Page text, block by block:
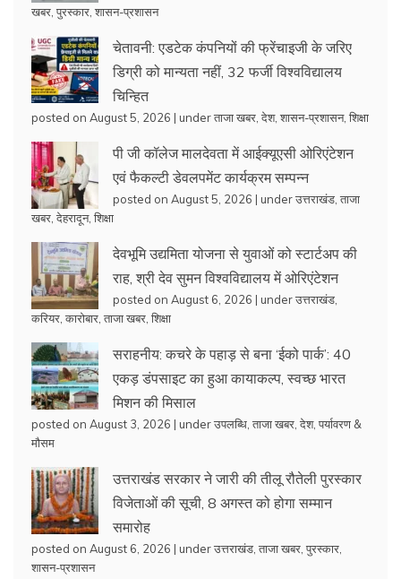
खबर पुरस्कार शासन-प्रशासन
चेतावनी: एडटेक कंपनियों की फ्रेंचाइजी के जरिए
डिग्री को मान्यता नहीं, 32 फर्जी विश्वविद्यालय
चिन्हित
posted on August 5, 2026 | underताजा खबर देश, शासन-प्रशासन, शिक्षा
पी जी कॉलेज मालदेवता में आईक्यूएसी ओरिएंटेशन
एवं फैकल्टी डेवलपमेंट कार्यक्रम सम्पन्न
posted on August 5, 2026 | underउत्तराखंड ताजा
खबर देहरादून, शिक्षा
देवभूमि उद्यमिता योजना से युवाओं को स्टार्टअप की
राह, श्री देव सुमन विश्वविद्यालय में ओरिएंटेशन
posted on August 6, 2026 | underउत्तराखंड
करियर कारोबार ताजा खबर शिक्षा
सराहनीय: कचरे के पहाड़ से बना ‘ईको पार्क’: 40
एकड़ डंपसाइट का हुआ कायाकल्प, स्वच्छ भारत
मिशन की मिसाल
posted on August 3, 2026 | underउपलब्धि ताजा खबर देश, पर्यावरण &
मौसम
उत्तराखंड सरकार ने जारी की तीलू रौतेली पुरस्कार
विजेताओं की सूची, 8 अगस्त को होगा सम्मान
समारोह
posted on August 6, 2026 | underउत्तराखंड ताजा खबर पुरस्कार
शासन-प्रशासन